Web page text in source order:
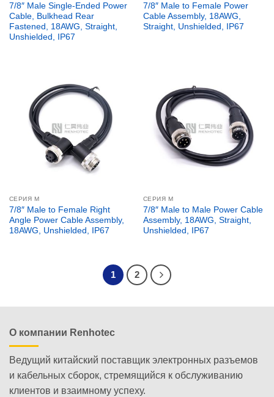
7/8″ Male Single-Ended Power
Cable, Bulkhead Rear
Fastened, 18AWG, Straight,
Unshielded, IP67
7/8″ Male to Female Power
Cable Assembly, 18AWG,
Straight, Unshielded, IP67
СЕРИЯ М
7/8″ Male to Female Right
Angle Power Cable Assembly,
18AWG, Unshielded, IP67
СЕРИЯ М
7/8″ Male to Male Power Cable
Assembly, 18AWG, Straight,
Unshielded, IP67
1 2
О компании Renhotec
Ведущий китайский поставщик электронных разъемов
и кабельных сборок, стремящийся к обслуживанию
клиентов и взаимному успеху.